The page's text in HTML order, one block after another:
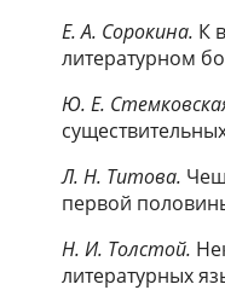
Е. А. Сорокина. К
литературном
Ю. Е.
Л. Н. Титова.
первой
Н. И. Толстой.
литературных